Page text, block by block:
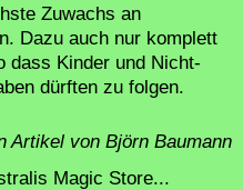
Zuwachs an
Dazu auch nur komplett
dass Kinder und Nicht-
dürften zu folgen.
Artikel von Björn Baumann
Magic Store...